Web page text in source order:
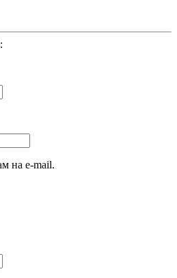
на e-mail.